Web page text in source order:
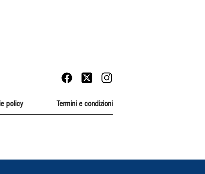
policy Termini e condizioni